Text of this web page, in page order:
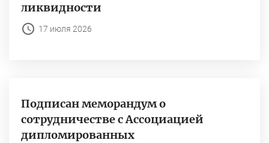
ликвидности
17 июля 2026
Подписан меморандум о
сотрудничестве с Ассоциацией
дипломированных